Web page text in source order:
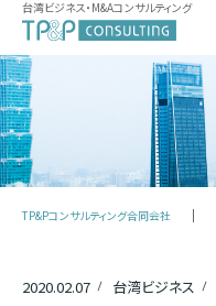
台湾ビジネス・M&Aコンサルティング
TP&Pコンサルティング合同会社
2020.02.07 台湾ビジネス